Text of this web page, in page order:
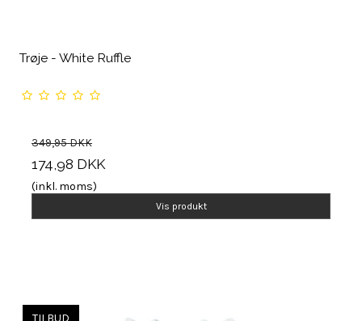
Trøje - White Ruffle
349,95 DKK
174,98 DKK
(inkl. moms)
Vis produkt